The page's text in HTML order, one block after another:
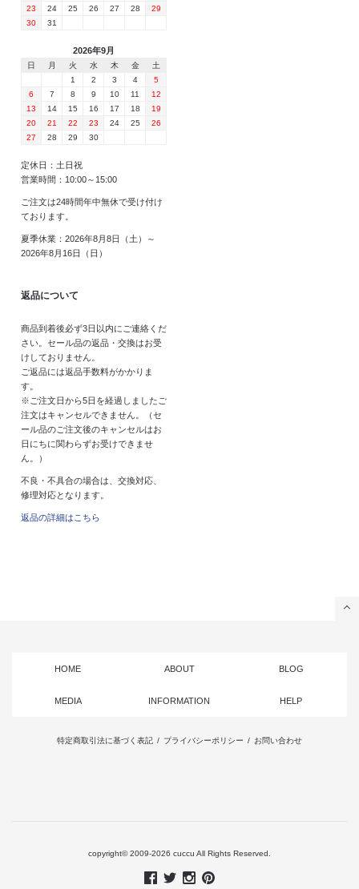
23
24 25 26 27 28
29
30
31
2026年9月
日 月 火 水 木 金
土
1
2 3 4
5
6
7 8 9 10 11
12
13
14 15 16 17 18
19
20
21 22 23 24 25
26
27
28 29 30
定休日：土日祝
営業時間：10:00～15:00
ご注文は24時間年中無休で受け付け
ております。
夏季休業：2026年8月8日（土）～
2026年8月16日（日）
返品について
商品到着後必ず3日以内にご連絡くだ
さい。セール品の返品・交換はお受
けしておりません。
ご返品には返品手数料がかかりま
す。
※ご注文日から5日を経過しましたご
注文はキャンセルできません。（セ
ール品のご注文後のキャンセルはお
日にちに関わらずお受けできませ
ん。）
不良・不具合の場合は、交換対応、
修理対応となります。
返品の詳細はこちら
HOME ABOUT BLOG
MEDIA INFORMATION HELP
特定商取引法に基づく表記 / プライバシーポリシー / お問い合わせ
copyright© 2009-2026 cuccu All Rights Reserved.